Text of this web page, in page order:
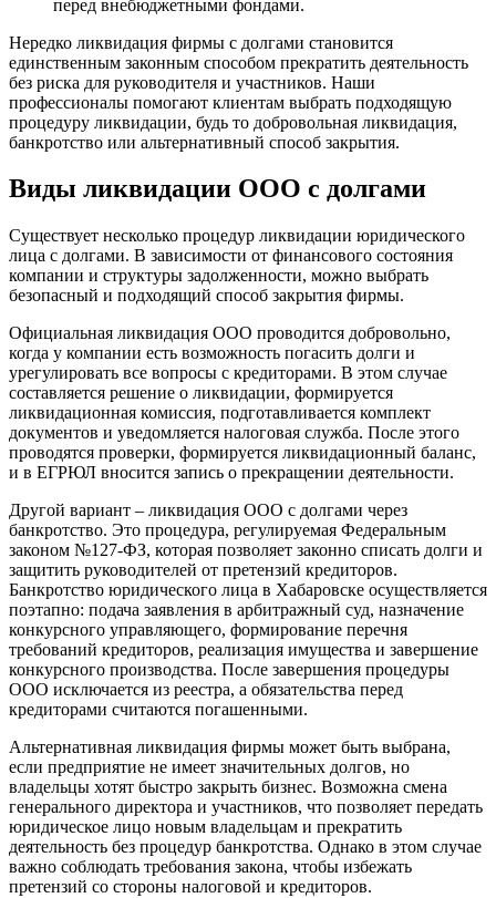
перед внебюджетными фондами.
Нередко ликвидация фирмы с долгами становится
единственным законным способом прекратить деятельность
без риска для руководителя и участников. Наши
профессионалы помогают клиентам выбрать подходящую
процедуру ликвидации, будь то добровольная ликвидация,
банкротство или альтернативный способ закрытия.
Виды ликвидации ООО с долгами
Существует несколько процедур ликвидации юридического
лица с долгами. В зависимости от финансового состояния
компании и структуры задолженности, можно выбрать
безопасный и подходящий способ закрытия фирмы.
Официальная ликвидация ООО проводится добровольно,
когда у компании есть возможность погасить долги и
урегулировать все вопросы с кредиторами. В этом случае
составляется решение о ликвидации, формируется
ликвидационная комиссия, подготавливается комплект
документов и уведомляется налоговая служба. После этого
проводятся проверки, формируется ликвидационный баланс,
и в ЕГРЮЛ вносится запись о прекращении деятельности.
Другой вариант – ликвидация ООО с долгами через
банкротство. Это процедура, регулируемая Федеральным
законом №127-ФЗ, которая позволяет законно списать долги и
защитить руководителей от претензий кредиторов.
Банкротство юридического лица в Хабаровске осуществляется
поэтапно: подача заявления в арбитражный суд, назначение
конкурсного управляющего, формирование перечня
требований кредиторов, реализация имущества и завершение
конкурсного производства. После завершения процедуры
ООО исключается из реестра, а обязательства перед
кредиторами считаются погашенными.
Альтернативная ликвидация фирмы может быть выбрана,
если предприятие не имеет значительных долгов, но
владельцы хотят быстро закрыть бизнес. Возможна смена
генерального директора и участников, что позволяет передать
юридическое лицо новым владельцам и прекратить
деятельность без процедур банкротства. Однако в этом случае
важно соблюдать требования закона, чтобы избежать
претензий со стороны налоговой и кредиторов.